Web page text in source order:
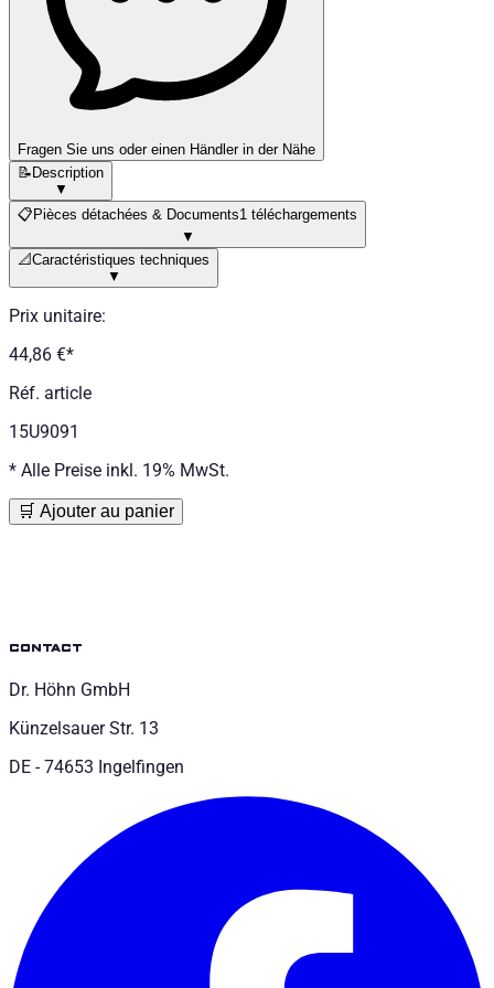
Fragen Sie uns oder einen Händler in der Nähe
📝Description
▼
📋Pièces détachées & Documents1 téléchargements
▼
📐Caractéristiques techniques
▼
Prix unitaire:
44,86 €*
Réf. article
15U9091
* Alle Preise inkl. 19% MwSt.
🛒 Ajouter au panier
contact
Dr. Höhn GmbH
Künzelsauer Str. 13
DE - 74653 Ingelfingen